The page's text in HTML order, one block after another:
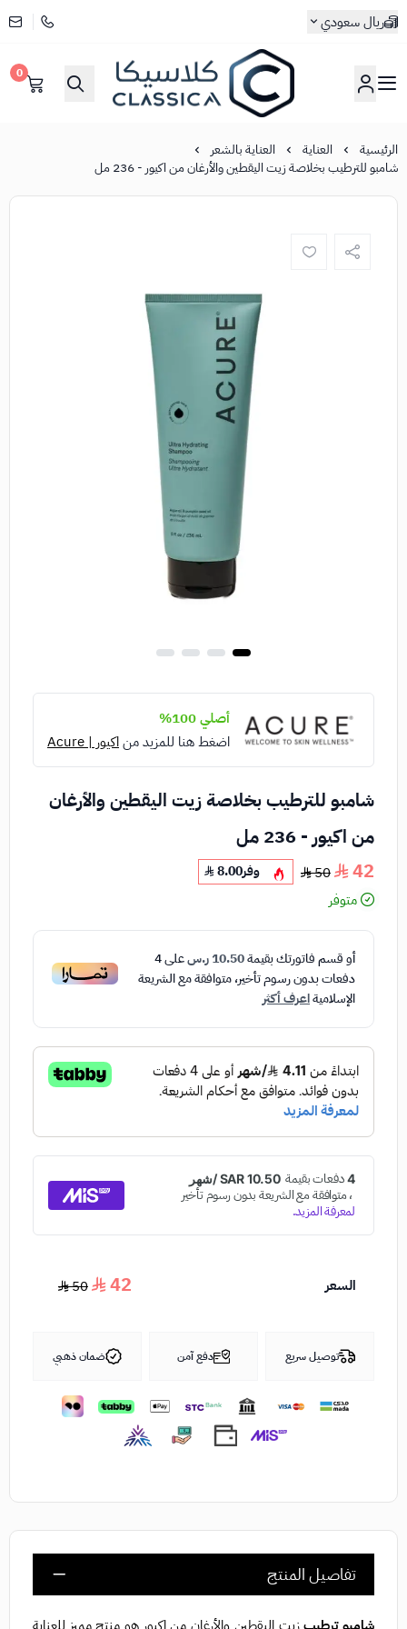
ريال سعودي
كلاسيكا
0
الرئيسية العناية
العناية بالشعر
شامبو للترطيب بخلاصة زيت اليقطين والأرغان من اكيور - 236 مل
أصلي 100%
اضغط هنا للمزيد مناكيور | Acure
شامبو للترطيب بخلاصة زيت اليقطين والأرغان
من اكيور - 236 مل
42
50 وفر8.00
متوفر
أو قسم فاتورتك بقيمة10.50 ر.س على4
دفعات بدون رسوم تأخير، متوافقة مع الشريعة
الإسلاميةاعرف أكثر
السعر 42
50
توصيل سريع دفع آمن ضمان ذهبي
تفاصيل المنتج